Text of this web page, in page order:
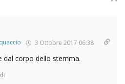
3 Ottobre 2017 06:38
dal corpo dello stemma.